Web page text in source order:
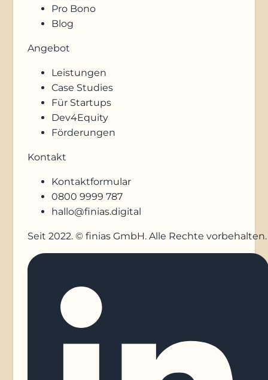
Pro Bono
Blog
Angebot
Leistungen
Case Studies
Für Startups
Dev4Equity
Förderungen
Kontakt
Kontaktformular
0800 9999 787
hallo@finias.digital
Seit 2022. © finias GmbH. Alle Rechte vorbehalten.